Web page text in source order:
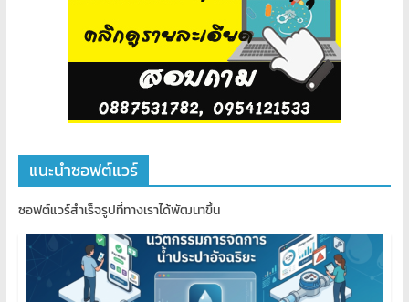
แนะนำซอฟต์แวร์
ซอฟต์แวร์สำเร็จรูปที่ทางเราได้พัฒนาขึ้น